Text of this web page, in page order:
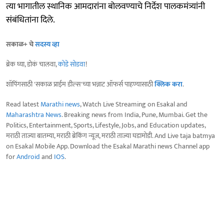
त्या भागातील स्थानिक आमदारांना बोलवण्याचे निर्देश पालकमंत्र्यांनी
संबंधितांना दिले.
सकाळ+ चेसदस्य व्हा
ब्रेक घ्या, डोकं चालवा,कोडे सोडवा!
शॉपिंगसाठी 'सकाळ प्राईम डील्स'च्या भन्नाट ऑफर्स पाहण्यासाठीक्लिक करा.
Read latestMarathi news, Watch Live Streaming on Esakal and
Maharashtra News. Breaking news from India, Pune, Mumbai. Get the
Politics, Entertainment, Sports, Lifestyle, Jobs, and Education updates,
मराठी ताज्या बातम्या, मराठी ब्रेकिंग न्यूज, मराठी ताज्या घडामोडी. And Live taja batmya
on Esakal Mobile App. Download the Esakal Marathi news Channel app
forAndroidand IOS.